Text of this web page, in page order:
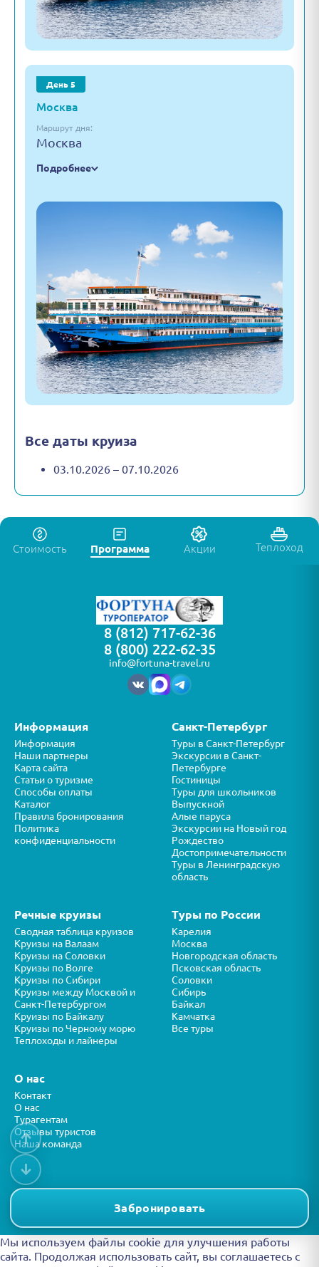
День 5
Москва
Маршрут дня:
Москва
Подробнее
Все даты круиза
03.10.2026 – 07.10.2026
Стоимость Программа Акции Теплоход
Забронировать
8 (812) 717-62-36
8 (800) 222-62-35
info@fortuna-travel.ru
Информация
Информация
Наши партнеры
Карта сайта
Статьи о туризме
Способы оплаты
Каталог
Правила бронирования
Политика
конфиденциальности
Санкт-Петербург
Туры в Санкт-Петербург
Экскурсии в Санкт-
Петербурге
Гостиницы
Туры для школьников
Выпускной
Алые паруса
Экскурсии на Новый год
Рождество
Достопримечательности
Туры в Ленинградскую
область
Речные круизы
Сводная таблица круизов
Круизы на Валаам
Круизы на Соловки
Круизы по Волге
Круизы по Сибири
Круизы между Москвой и
Санкт-Петербургом
Круизы по Байкалу
Круизы по Черному морю
Теплоходы и лайнеры
Туры по России
Карелия
Москва
Новгородская область
Псковская область
Соловки
Сибирь
Байкал
Камчатка
Все туры
О нас
Контакт
О нас
Турагентам
Отзывы туристов
Наша команда
Представленная на сайте информация носит справочный характер и
не является публичной офертой.
↑
↓
Мы используем файлы cookie для улучшения работы
сайта. Продолжая использовать сайт, вы соглашаетесь с